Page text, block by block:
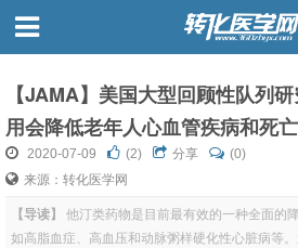
【JAMA】美国大型回顾性队列
用会降低老年人心血管疾病和死
2020-07-09 (2) 分享
(0)
来源：转化医学网
【导读】
他汀类药物是目前最有效的一种全面的
如高脂血症、高血压和动脉粥样硬化性心脏病等